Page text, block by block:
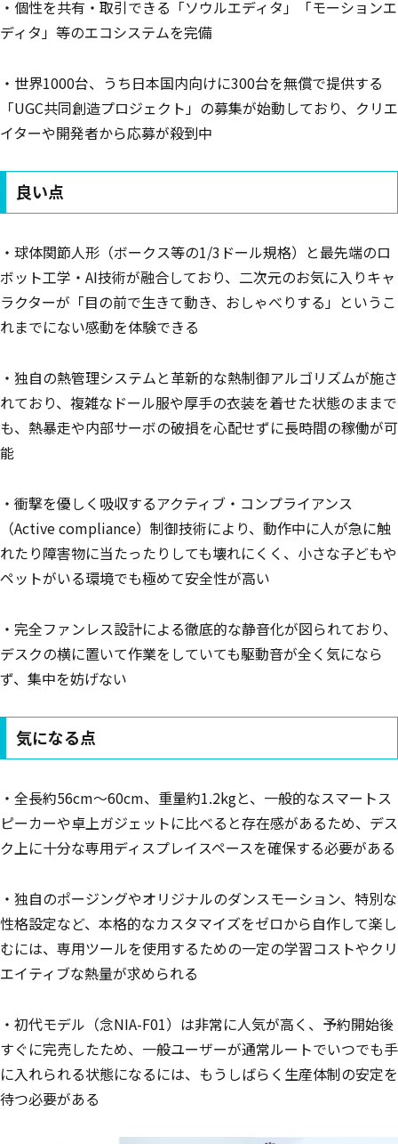
・個性を共有・取引できる「ソウルエディタ」「モーションエ
ディタ」等のエコシステムを完備
・世界1000台、うち日本国内向けに300台を無償で提供する
「UGC共同創造プロジェクト」の募集が始動しており、クリエ
イターや開発者から応募が殺到中
良い点
・球体関節人形（ボークス等の1/3ドール規格）と最先端のロ
ボット工学・AI技術が融合しており、二次元のお気に入りキャ
ラクターが「目の前で生きて動き、おしゃべりする」というこ
れまでにない感動を体験できる
・独自の熱管理システムと革新的な熱制御アルゴリズムが施さ
れており、複雑なドール服や厚手の衣装を着せた状態のままで
も、熱暴走や内部サーボの破損を心配せずに長時間の稼働が可
能
・衝撃を優しく吸収するアクティブ・コンプライアンス
（Active compliance）制御技術により、動作中に人が急に触
れたり障害物に当たったりしても壊れにくく、小さな子どもや
ペットがいる環境でも極めて安全性が高い
・完全ファンレス設計による徹底的な静音化が図られており、
デスクの横に置いて作業をしていても駆動音が全く気になら
ず、集中を妨げない
気になる点
・全長約56cm〜60cm、重量約1.2kgと、一般的なスマートス
ピーカーや卓上ガジェットに比べると存在感があるため、デス
ク上に十分な専用ディスプレイスペースを確保する必要がある
・独自のポージングやオリジナルのダンスモーション、特別な
性格設定など、本格的なカスタマイズをゼロから自作して楽し
むには、専用ツールを使用するための一定の学習コストやクリ
エイティブな熱量が求められる
・初代モデル（念NIA-F01）は非常に人気が高く、予約開始後
すぐに完売したため、一般ユーザーが通常ルートでいつでも手
に入れられる状態になるには、もうしばらく生産体制の安定を
待つ必要がある